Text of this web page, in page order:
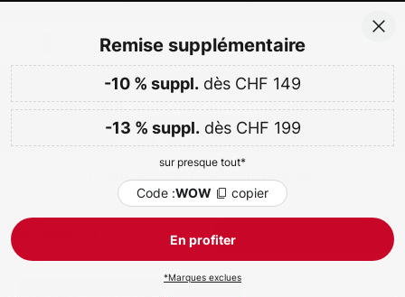
-10 % dès CHF 149 & -13 % dès CHF 199 sur presque tout
Code : WOW copier
Semaine WOW :Jusqu'à -70 %
Lampes sur pied modernes
1273 article(s)
Remise supplémentaire
-10 % suppl. dès CHF 149
-13 % suppl. dès CHF 199
sur presque tout*
Code :WOW copier
En profiter
*Marques exclues